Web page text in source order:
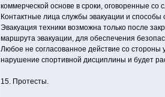
коммерческой основе в сроки, оговоренные со
Контактные лица службы эвакуации и
Эвакуация техники возможна только после
маршрута эвакуации, для обеспечения
Любое не согласованное действие со стороны
нарушение спортивной дисциплины и будет
15. Протесты.